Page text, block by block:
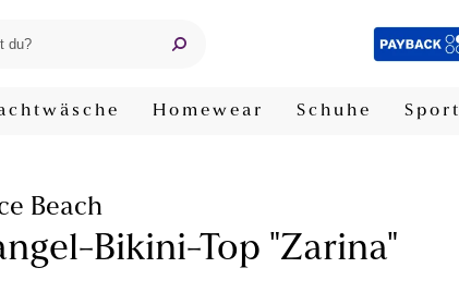
Homewear Schuhe Sport
Beach
Bikini-Top "Zarina"